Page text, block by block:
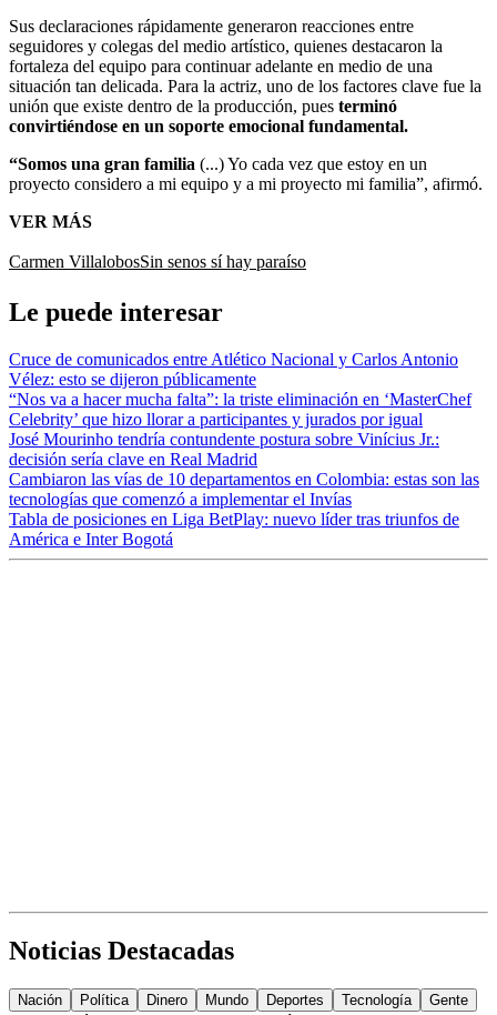
Sus declaraciones rápidamente generaron reacciones entre
seguidores y colegas del medio artístico, quienes destacaron la
fortaleza del equipo para continuar adelante en medio de una
situación tan delicada. Para la actriz, uno de los factores clave fue la
unión que existe dentro de la producción, pues terminó
convirtiéndose en un soporte emocional fundamental.
“Somos una gran familia (...) Yo cada vez que estoy en un
proyecto considero a mi equipo y a mi proyecto mi familia”, afirmó.
VER MÁS
Carmen VillalobosSin senos sí hay paraíso
Le puede interesar
Cruce de comunicados entre Atlético Nacional y Carlos Antonio
Vélez: esto se dijeron públicamente
“Nos va a hacer mucha falta”: la triste eliminación en ‘MasterChef
Celebrity’ que hizo llorar a participantes y jurados por igual
José Mourinho tendría contundente postura sobre Vinícius Jr.:
decisión sería clave en Real Madrid
Cambiaron las vías de 10 departamentos en Colombia: estas son las
tecnologías que comenzó a implementar el Invías
Tabla de posiciones en Liga BetPlay: nuevo líder tras triunfos de
América e Inter Bogotá
Noticias Destacadas
Nación Política Dinero Mundo Deportes Tecnología Gente